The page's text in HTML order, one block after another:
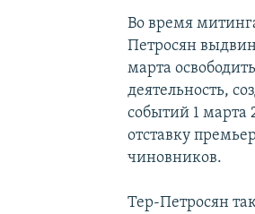
Во время
Петросян
марта
деятельность,
событий 1 марта
отставку
чиновников.
Тер-Петросян